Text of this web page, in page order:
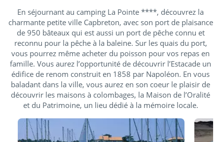
En séjournant au camping La Pointe ****, découvrez la
charmante petite ville Capbreton, avec son port de plaisance
de 950 bâteaux qui est aussi un port de pêche connu et
reconnu pour la pêche à la baleine. Sur les quais du port,
vous pourrez même acheter du poisson pour vos repas en
famille. Vous aurez l’opportunité de découvrir l’Estacade un
édifice de renom construit en 1858 par Napoléon. En vous
baladant dans la ville, vous aurez en son coeur le plaisir de
découvrir les maisons à colombages, la Maison de l’Oralité
et du Patrimoine, un lieu dédié à la mémoire locale.